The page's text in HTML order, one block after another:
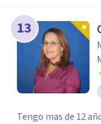
13
Tengo mas de 12